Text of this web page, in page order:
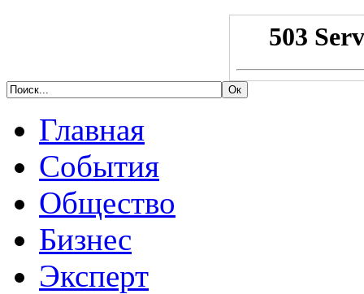
Главная
События
Общество
Бизнес
Эксперт